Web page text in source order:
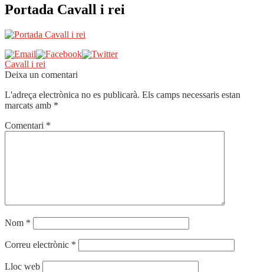
Portada Cavall i rei
Navegació
d'entrades
Entrada
anterior:
Cavall i rei
Deixa un comentari
L'adreça electrònica no es publicarà. Els camps necessaris estan
marcats amb *
Comentari *
Nom *
Correu electrònic *
Lloc web